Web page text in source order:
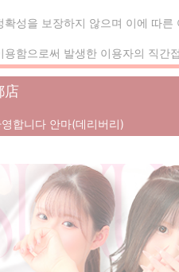
성을 보장하지 않으며 이에 따른
용함으로써 발생한 이용자의 직
店
합니다 안마(데리버리)